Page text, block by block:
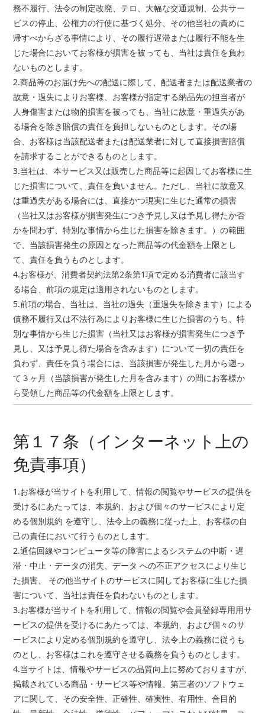
務不履行、法令の制定改廃、テロ、大幅な交通規制、公共サー
ビスの停止、公権力の行使に基づく処分、その他当社の責めに
帰すべからざる事情により、その履行遅滞または履行不能を生
じた場合においてお客様が損害を被っても、当社は責任を負わ
ないものとします。
2.商品等のお届け先への配送に際して、配送者または配送業者の
故意・過失によりお客様、お客様が指定する納品先の担当者が
人身傷害または物的損害を被っても、当社に故意・重過失があ
る場合を除き賠償の責任を負担しないものとします。その場
合、お客様は当該配送者または配送業者に対して直接損害賠償
を請求することができるものとします。
3.当社は、本サービス又は販売した商品等に起因してお客様に生
じた損害について、責任を負いません。ただし、当社に故意又
は重過失がある場合には、直接かつ現実に生じた通常の損害
（当社又はお客様が損害発生につき予見し又は予見し得たか否
かを問わず、特別な事情から生じた損害を除きます。）の範囲
で、当該損害発生の原因となった商品等の代金額を上限とし
て、責任を負うものとします。
4.お客様が、消費者契約法第2条第1項で定める消費者に該当す
る場合、前項の規定は適用されないものとします。
5.前項の場合、当社は、当社の過失（重過失を除きます）による
債務不履行又は不法行為によりお客様に生じた損害のうち、特
別な事情から生じた損害（当社又はお客様が損害発生につき予
見し、又は予見し得た場合を含みます）について一切の責任を
負わず、責任を負う場合には、当該損害が発生した月から遡っ
て３ヶ月（当該損害が発生した月を含みます）の間にお客様か
ら受領した商品等の代金額を上限とします。
第１７条（インターネット上の
免責事項）
1.お客様が当サイトを利用して、情報の閲覧やサービスの提供を
受けるにあたっては、本規約、および個々のサービスにより定
める個別規約 を遵守し、法令上の義務に従った上、お客様の自
己の責任において行うものとします。
2.通信回線やコンピュータ等の障害によるシステムの中断・遅
滞・中止・データの消失、データ への不正アクセスにより生じ
た損害、 その他当サイトのサービスに関してお客様に生じた損
害について、当社は責任を負わないものとします。
3.お客様が当サイトを利用して、情報の閲覧や会員登録専用用サ
ービスの提供を受けるにあたっては、本規約、および個々のサ
ービスにより定める個別規約を遵守し、法令上の義務に従うも
のとし、お客様はこれを遵守させる義務を負うものとします。
4.当サイトは、情報やサービスの品質向上に努めておりますが、
掲載されている商品・サービス等や情報、第三者のソフトウェ
アに関して、その安全性、正確性、確実性、有用性、合目的